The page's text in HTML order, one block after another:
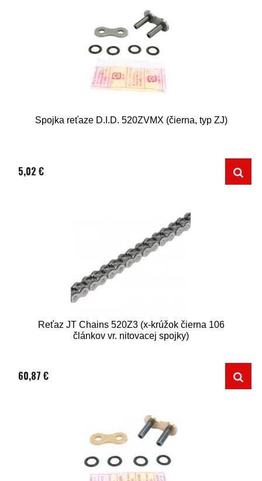
Spojka reťaze D.I.D. 520ZVMX (čierna, typ ZJ)
5,02 €
Reťaz JT Chains 520Z3 (x-krúžok čierna 106
článkov vr. nitovacej spojky)
60,87 €